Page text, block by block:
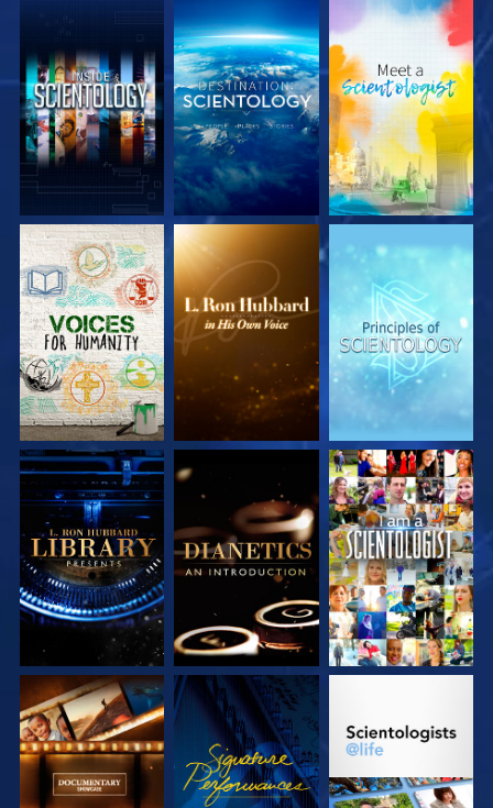
SERIE
ENTDECKEN
SERIE
ENTDECKEN
SERIE
ENTDECKEN
SERIE
ENTDECKEN
ENTDECKEN
ANSEHEN
SERIE
ENTDECKEN
ANSEHEN
SERIE